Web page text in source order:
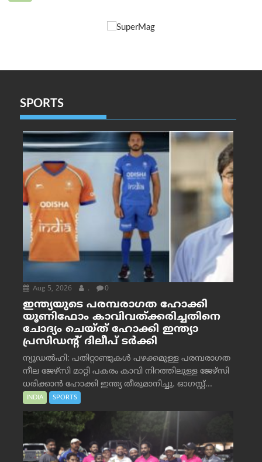
SPORTS
Aug 5, 2026 . 0
ഇന്ത്യയുടെ പരമ്പരാഗത ഹോക്കി
യൂണിഫോം കാവിവത്ക്കരിച്ചതിനെ
ചോദ്യം ചെയ്ത് ഹോക്കി ഇന്ത്യാ
പ്രസിഡന്റ് ദിലീപ് ടര്‍ക്കി
ന്യൂഡൽഹി: പതിറ്റാണ്ടുകൾ പഴക്കമുള്ള പരമ്പരാഗത
നീല ജേഴ്‌സി മാറ്റി പകരം കാവി നിറത്തിലുള്ള ജേഴ്‌സി
ധരിക്കാൻ ഹോക്കി ഇന്ത്യ തീരുമാനിച്ചു. ഓഗസ്റ്റ്...
INDIA SPORTS